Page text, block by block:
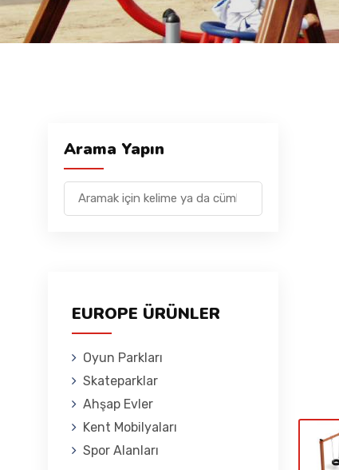
Arama Yapın
EUROPE ÜRÜNLER
Oyun Parkları
Skateparklar
Ahşap Evler
Kent Mobilyaları
Spor Alanları